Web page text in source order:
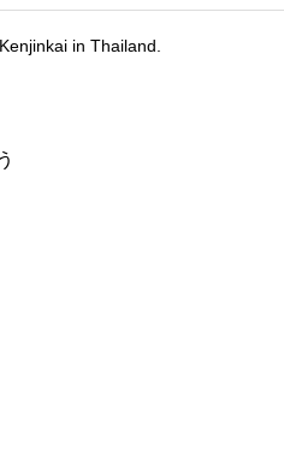
in Thailand.